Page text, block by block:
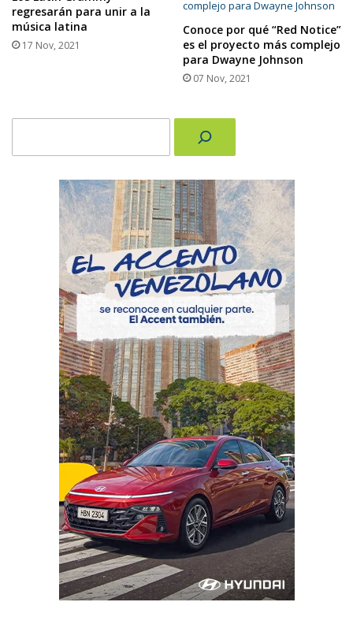
regresarán para unir a la
música latina
17 Nov, 2021
Conoce por qué “Red Notice”
es el proyecto más complejo
para Dwayne Johnson
07 Nov, 2021